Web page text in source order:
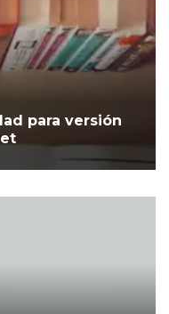
para versión